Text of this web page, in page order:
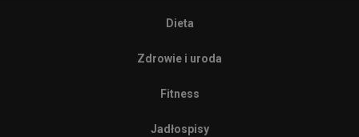
Dieta
Zdrowie i uroda
Fitness
Jadłospisy